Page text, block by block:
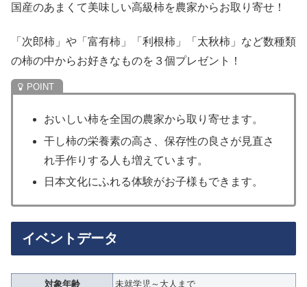
国産のあまくて美味しい高級柿を農家からお取り寄せ！
「次郎柿」や「富有柿」「利根柿」「太秋柿」など数種類
の柿の中からお好きなものを３個プレゼント！
おいしい柿を全国の農家から取り寄せます。
干し柿の栄養素の高さ、保存性の良さが見直さ
れ手作りする人も増えています。
日本文化にふれる体験がお子様もできます。
イベントデータ
対象年齢 未就学児～大人まで